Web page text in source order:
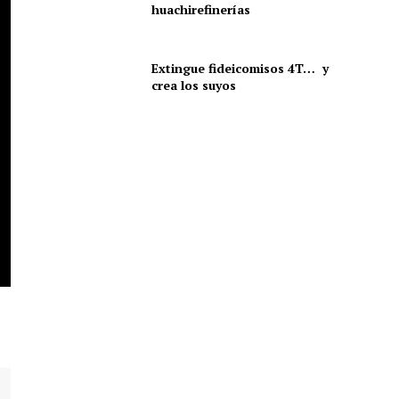
huachirefinerías
Extingue fideicomisos 4T… y
crea los suyos